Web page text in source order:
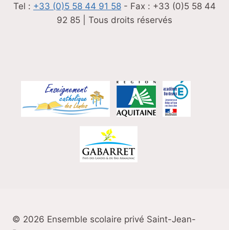
Tel : +33 (0)5 58 44 91 58 - Fax : +33 (0)5 58 44
92 85 | Tous droits réservés
© 2026 Ensemble scolaire privé Saint-Jean-